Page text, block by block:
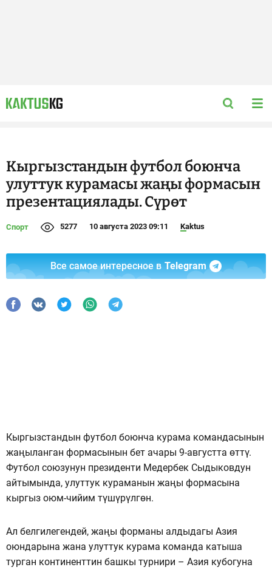
Кыргызстандын футбол боюнча
улуттук курамасы жаңы формасын
презентациялады. Сүрөт
Спорт 5277 10 августа 2023 09:11 Kaktus
Все самое интересное в Telegram
Кыргызстандын футбол боюнча курама командасынын
жаңыланган формасынын бет ачары 9-августта өттү.
Футбол союзунун президенти Медербек Сыдыковдун
айтымында, улуттук кураманын жаңы формасына
кыргыз оюм-чийим түшүрүлгөн.
Ал белгилегендей, жаңы форманы алдыдагы Азия
оюндарына жана улуттук курама команда катыша
турган континенттин башкы турнири – Азия кубогуна